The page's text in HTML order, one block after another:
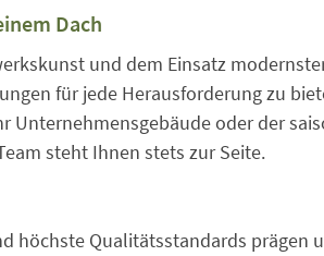
Dach
und dem Einsatz
für jede Herausforderung zu
Unternehmensgebäude oder der
steht Ihnen stets zur Seite.
höchste Qualitätsstandards prägen